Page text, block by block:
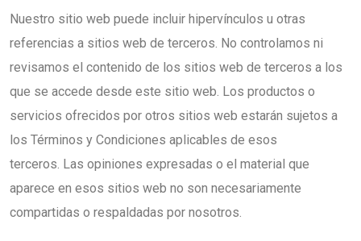
Nuestro sitio web puede incluir hipervínculos u otras
referencias a sitios web de terceros. No controlamos ni
revisamos el contenido de los sitios web de terceros a los
que se accede desde este sitio web. Los productos o
servicios ofrecidos por otros sitios web estarán sujetos a
los Términos y Condiciones aplicables de esos
terceros. Las opiniones expresadas o el material que
aparece en esos sitios web no son necesariamente
compartidas o respaldadas por nosotros.